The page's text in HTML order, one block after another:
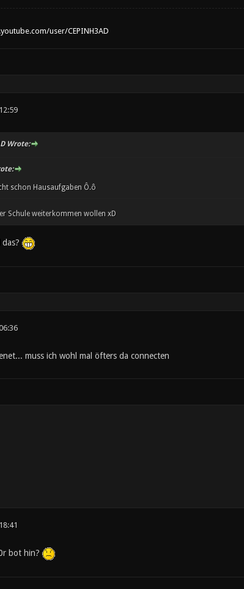
user/CEPINH3AD
Wrote:
schon Hausaufgaben Ô.ô
Schule weiterkommen wollen xD
muss ich wohl mal öfters da connecten
bot hin?